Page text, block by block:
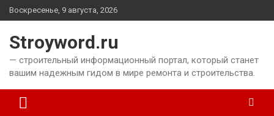
Перейти
к
Воскресенье, 9 августа, 2026
Stroyword.ru
— строительный информационный портал, который станет
вашим надежным гидом в мире ремонта и строительства.